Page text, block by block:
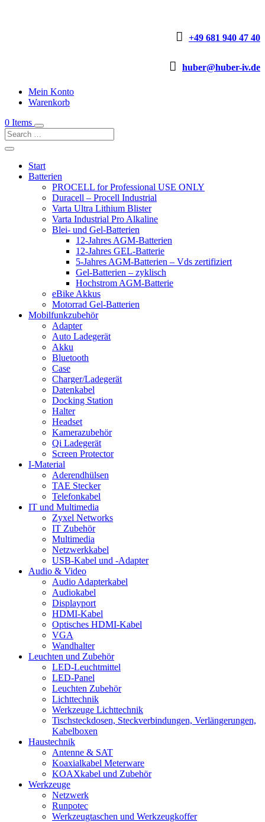
 +49 681 940 47 40
 huber@huber-iv.de
Mein Konto
Warenkorb
0 Items
Start
Batterien
PROCELL for Professional USE ONLY
Duracell – Procell Industrial
Varta Ultra Lithium Blister
Varta Industrial Pro Alkaline
Blei- und Gel-Batterien
12-Jahres AGM-Batterien
12-Jahres GEL-Batterie
5-Jahres AGM-Batterien – Vds zertifiziert
Gel-Batterien – zyklisch
Hochstrom AGM-Batterie
eBike Akkus
Motorrad Gel-Batterien
Mobilfunkzubehör
Adapter
Auto Ladegerät
Akku
Bluetooth
Case
Charger/Ladegerät
Datenkabel
Docking Station
Halter
Headset
Kamerazubehör
Qi Ladegerät
Screen Protector
I-Material
Aderendhülsen
TAE Stecker
Telefonkabel
IT und Multimedia
Zyxel Networks
IT Zubehör
Multimedia
Netzwerkkabel
USB-Kabel und -Adapter
Audio & Video
Audio Adapterkabel
Audiokabel
Displayport
HDMI-Kabel
Optisches HDMI-Kabel
VGA
Wandhalter
Leuchten und Zubehör
LED-Leuchtmittel
LED-Panel
Leuchten Zubehör
Lichttechnik
Werkzeuge Lichttechnik
Tischsteckdosen, Steckverbindungen, Verlängerungen,
Kabelboxen
Haustechnik
Antenne & SAT
Koaxialkabel Meterware
KOAXkabel und Zubehör
Werkzeuge
Netzwerk
Runpotec
Werkzeugtaschen und Werkzeugkoffer